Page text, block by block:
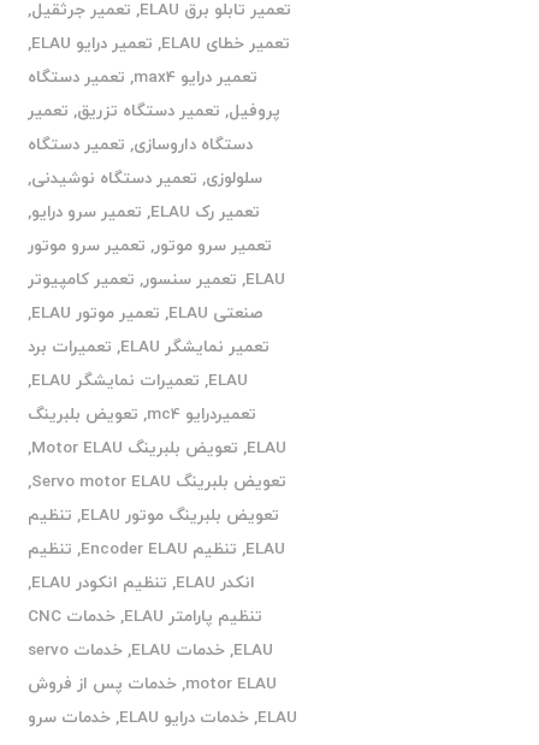
تعمیر تابلو برق ELAU
, تعمیر جرثقیل,
تعمیر خطای ELAU
, تعمیر درایو ELAU
,
تعمیر درایو max4
, تعمیر دستگاه
پروفیل, تعمیر دستگاه تزریق, تعمیر
دستگاه داروسازی, تعمیر دستگاه
سلولوزی, تعمیر دستگاه نوشیدنی,
تعمیر رک ELAU
, تعمیر سرو درایو,
تعمیر سرو موتور, تعمیر سرو موتور
ELAU
, تعمیر سنسور, تعمیر کامپیوتر
صنعتی ELAU
, تعمیر موتور ELAU
,
تعمیر نمایشگر ELAU
, تعمیرات برد
ELAU
, تعمیرات نمایشگر ELAU
,
تعمیردرایو mc4
, تعویض بلبرینگ
ELAU
, تعویض بلبرینگ Motor ELAU
,
تعویض بلبرینگ Servo motor ELAU
,
تعویض بلبرینگ موتور ELAU
, تنظیم
ELAU
, تنظیم Encoder ELAU , تنظیم
انکدر ELAU
, تنظیم انکودر ELAU
,
تنظیم پارامتر ELAU
,
خدمات CNC
ELAU
,خدمات ELAU ,
خدمات servo
motor ELAU
,خدمات پس از فروش
ELAU
,خدمات درایو ELAU ,خدمات سرو